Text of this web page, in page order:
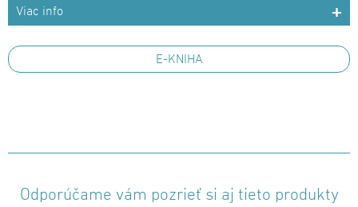
Viac info
E-KNIHA
Odporúčame vám pozrieť si aj tieto produkty